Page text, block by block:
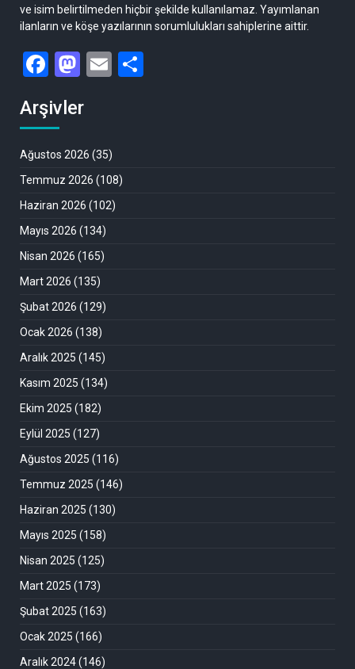
ve isim belirtilmeden hiçbir şekilde kullanılamaz. Yayımlanan
ilanların ve köşe yazılarının sorumlulukları sahiplerine aittir.
Facebook
Mastodon
Email
Arşivler
Ağustos 2026 (35)
Temmuz 2026 (108)
Haziran 2026 (102)
Mayıs 2026 (134)
Nisan 2026 (165)
Mart 2026 (135)
Şubat 2026 (129)
Ocak 2026 (138)
Aralık 2025 (145)
Kasım 2025 (134)
Ekim 2025 (182)
Eylül 2025 (127)
Ağustos 2025 (116)
Temmuz 2025 (146)
Haziran 2025 (130)
Mayıs 2025 (158)
Nisan 2025 (125)
Mart 2025 (173)
Şubat 2025 (163)
Ocak 2025 (166)
Aralık 2024(146)